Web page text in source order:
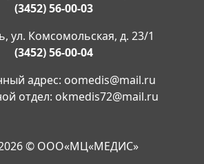
(3452) 56-00-03
ул. Комсомольская, д. 23/1
(3452) 56-00-04
адрес: oomedis@mail.ru
отдел: okmedis72@mail.ru
© ООО«МЦ«МЕДИС»